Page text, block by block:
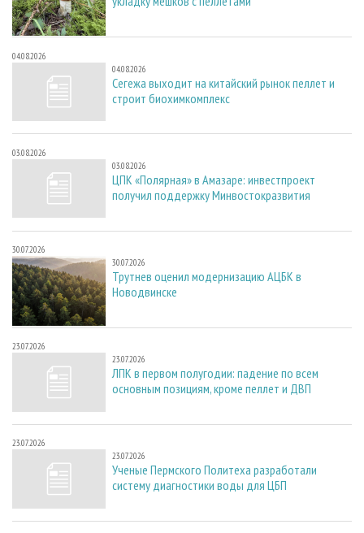
04.08.2026
04.08.2026
Сегежа выходит на китайский рынок пеллет и
строит биохимкомплекс
03.08.2026
03.08.2026
ЦПК «Полярная» в Амазаре: инвестпроект
получил поддержку Минвостокразвития
30.07.2026
30.07.2026
Трутнев оценил модернизацию АЦБК в
Новодвинске
23.07.2026
23.07.2026
ЛПК в первом полугодии: падение по всем
основным позициям, кроме пеллет и ДВП
23.07.2026
23.07.2026
Ученые Пермского Политеха разработали
систему диагностики воды для ЦБП